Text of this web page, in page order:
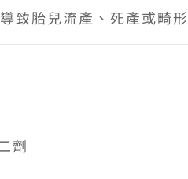
致胎兒流產、死產或畸形
劑